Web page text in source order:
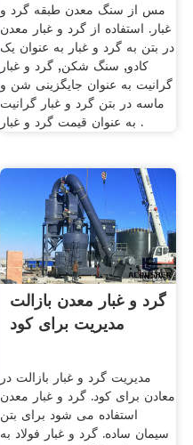
مس از سنگ معدن طبقه گرد و
غبار. استفاده از گرد و غبار معدن
در بتن به گرد و غبار به عنوان یک
کادو, سنگ شکن, گرد و غبار
گرانیت به عنوان جایگزینی شن و
ماسه در بتن گرد و غبار گرانیت
به عنوان قیمت گرد و غبار .
گرد و غبار معدن بازالت
مدیریت برای کود
مدیریت گرد و غبار بازالت در
معادن برای کود. گرد و غبار معدن
استفاده می شود برای بتن
سیمان ساده. گرد و غبار فولاد به